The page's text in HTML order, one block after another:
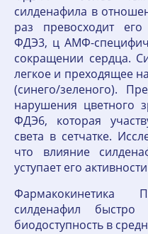
силденафила в
раз превосходит
ФДЭ3, ц АМФ-
сокращении сердца.
легкое и преходящее
(синего/зеленого).
нарушения цветного
ФДЭ6, которая
света в сетчатке.
что влияние
уступает его
силденафил быстро
биодоступность в